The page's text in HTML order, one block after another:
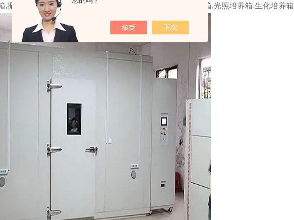
,振动培养箱,冷冻培养箱,CO2培养箱,电热培养箱,恒温培养箱,光照培养箱,生化培养箱